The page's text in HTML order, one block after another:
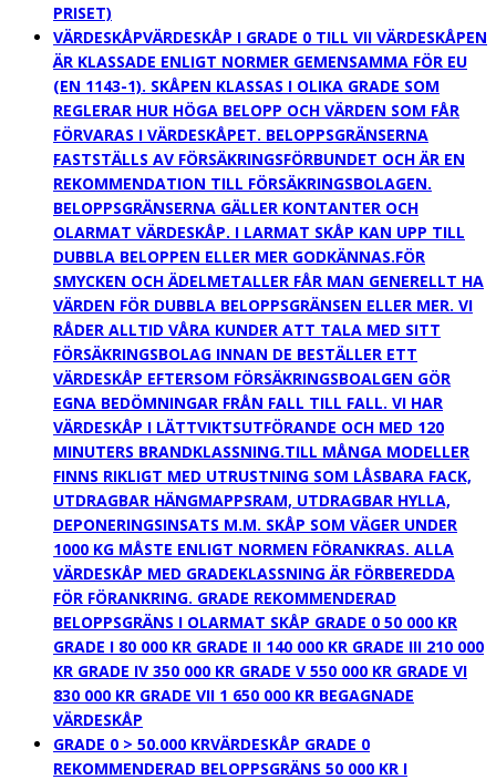
PRISET)
VÄRDESKÅPVÄRDESKÅP I GRADE 0 TILL VII VÄRDESKÅPEN
ÄR KLASSADE ENLIGT NORMER GEMENSAMMA FÖR EU
(EN 1143-1). SKÅPEN KLASSAS I OLIKA GRADE SOM
REGLERAR HUR HÖGA BELOPP OCH VÄRDEN SOM FÅR
FÖRVARAS I VÄRDESKÅPET. BELOPPSGRÄNSERNA
FASTSTÄLLS AV FÖRSÄKRINGSFÖRBUNDET OCH ÄR EN
REKOMMENDATION TILL FÖRSÄKRINGSBOLAGEN.
BELOPPSGRÄNSERNA GÄLLER KONTANTER OCH
OLARMAT VÄRDESKÅP. I LARMAT SKÅP KAN UPP TILL
DUBBLA BELOPPEN ELLER MER GODKÄNNAS.FÖR
SMYCKEN OCH ÄDELMETALLER FÅR MAN GENERELLT HA
VÄRDEN FÖR DUBBLA BELOPPSGRÄNSEN ELLER MER. VI
RÅDER ALLTID VÅRA KUNDER ATT TALA MED SITT
FÖRSÄKRINGSBOLAG INNAN DE BESTÄLLER ETT
VÄRDESKÅP EFTERSOM FÖRSÄKRINGSBOALGEN GÖR
EGNA BEDÖMNINGAR FRÅN FALL TILL FALL. VI HAR
VÄRDESKÅP I LÄTTVIKTSUTFÖRANDE OCH MED 120
MINUTERS BRANDKLASSNING.TILL MÅNGA MODELLER
FINNS RIKLIGT MED UTRUSTNING SOM LÅSBARA FACK,
UTDRAGBAR HÄNGMAPPSRAM, UTDRAGBAR HYLLA,
DEPONERINGSINSATS M.M. SKÅP SOM VÄGER UNDER
1000 KG MÅSTE ENLIGT NORMEN FÖRANKRAS. ALLA
VÄRDESKÅP MED GRADEKLASSNING ÄR FÖRBEREDDA
FÖR FÖRANKRING. GRADE REKOMMENDERAD
BELOPPSGRÄNS I OLARMAT SKÅP GRADE 0 50 000 KR
GRADE I 80 000 KR GRADE II 140 000 KR GRADE III 210 000
KR GRADE IV 350 000 KR GRADE V 550 000 KR GRADE VI
830 000 KR GRADE VII 1 650 000 KR BEGAGNADE
VÄRDESKÅP
GRADE 0 > 50.000 KRVÄRDESKÅP GRADE 0
REKOMMENDERAD BELOPPSGRÄNS 50 000 KR I